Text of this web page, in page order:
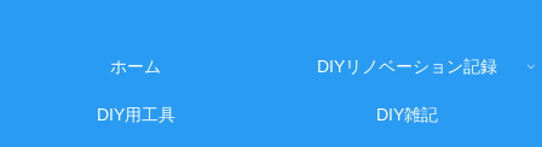
ホーム DIYリノベーション記録
DIY用工具 DIY雑記